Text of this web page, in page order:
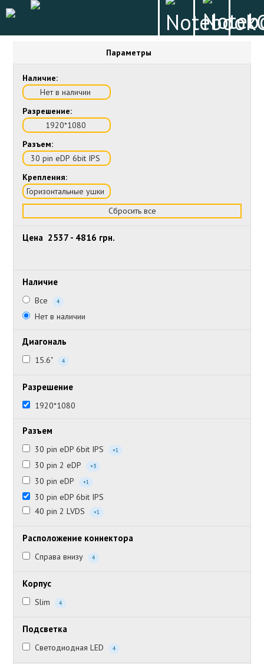
Параметры
Наличие:
Нет в наличии
Разрешение:
1920*1080
Разъем:
30 pin eDP 6bit IPS
Крепления:
Горизонтальные ушки
Сбросить все
Цена 2537 - 4816 грн.
Наличие
Все 4
Нет в наличии
Диагональ
15.6" 4
Разрешение
1920*1080
Разъем
30 pin eDP 6bit IPS +1
30 pin 2 eDP +3
30 pin eDP +1
30 pin eDP 6bit IPS
40 pin 2 LVDS
+1
Расположение коннектора
Справа внизу 4
Корпус
Slim 4
Подсветка
Светодиодная LED 4